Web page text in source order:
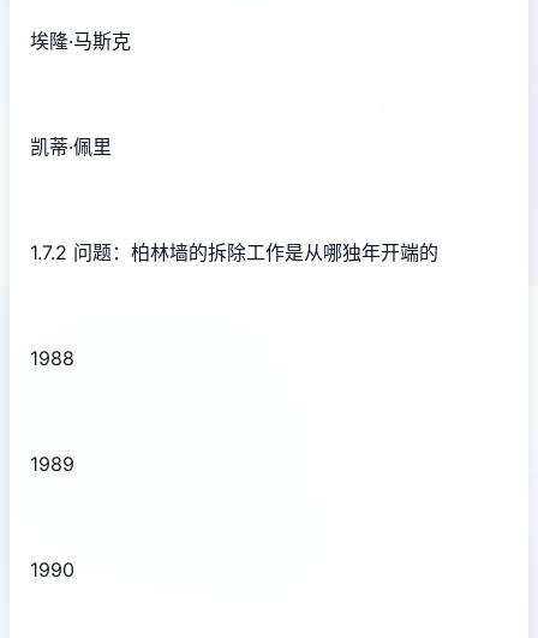
埃隆·马斯克
凯蒂·佩里
1.7.2 问题：柏林墙的拆除工作是从哪独年开端的
1988
1989
1990